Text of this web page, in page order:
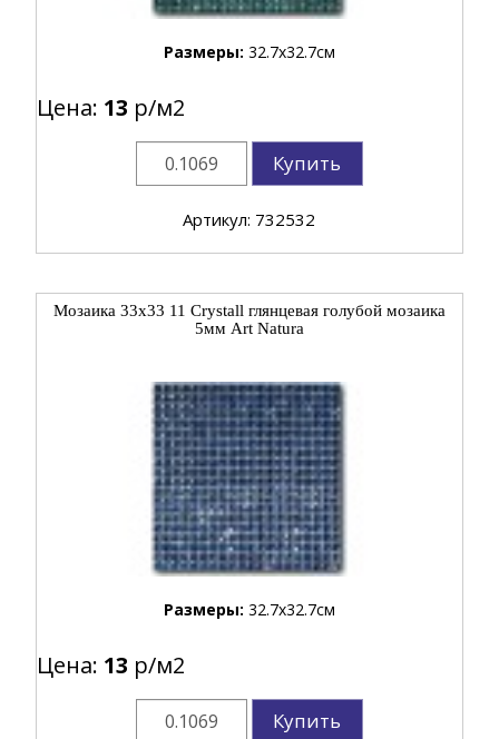
Размеры: 32.7x32.7см
Цена: 13 р/м2
Купить
Артикул: 732532
Мозаика 33x33 11 Crystall глянцевая голубой мозаика
5мм Art Natura
Размеры: 32.7x32.7см
Цена: 13 р/м2
Купить